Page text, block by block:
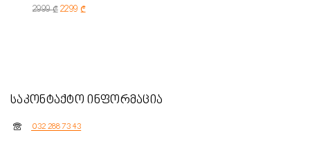
2999₾ 2299 ₾
საკონტაქტო ინფორმაცია
032 288 73 43